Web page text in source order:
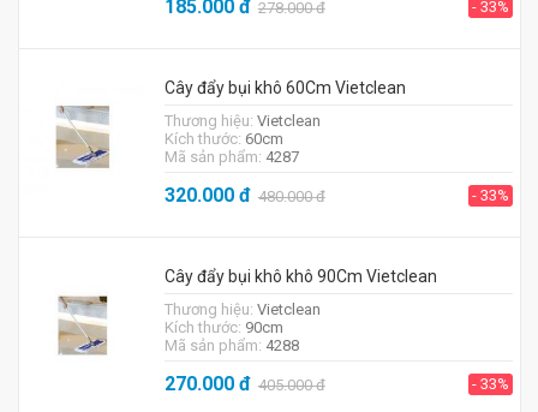
185.000đ 278.000đ - 33%
Cây đẩy bụi khô 60Cm Vietclean
Thương hiệu: Vietclean
Kích thước: 60cm
Mã sản phẩm: 4287
320.000đ 480.000đ - 33%
Cây đẩy bụi khô khô 90Cm Vietclean
Thương hiệu: Vietclean
Kích thước: 90cm
Mã sản phẩm: 4288
270.000đ 405.000đ - 33%